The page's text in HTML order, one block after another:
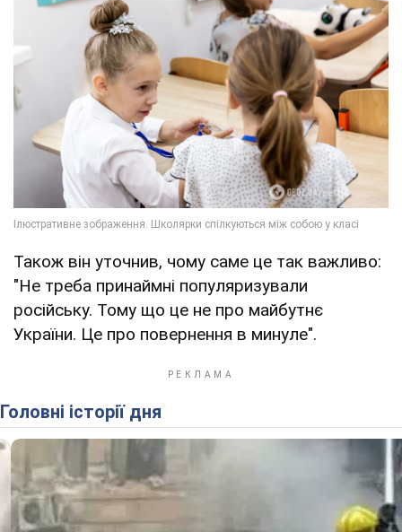
Також він уточнив, чому саме це так важливо:
"Не треба принаймні популяризували
російську. Тому що це не про майбутнє
України. Це про повернення в минуле".
Головні історії дня